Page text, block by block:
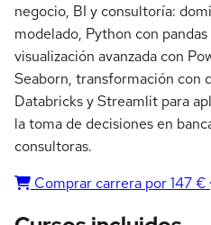
negocio, BI y consultoría:
modelado, Python con
visualización avanzada con
Seaborn, transformación con
Databricks y Streamlit para
la toma de decisiones en
consultoras.
Comprar carrera por 147 €